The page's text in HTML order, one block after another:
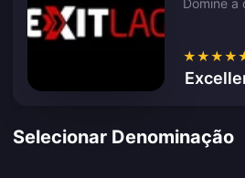
Domine a
★★★★
Selecionar Denominação